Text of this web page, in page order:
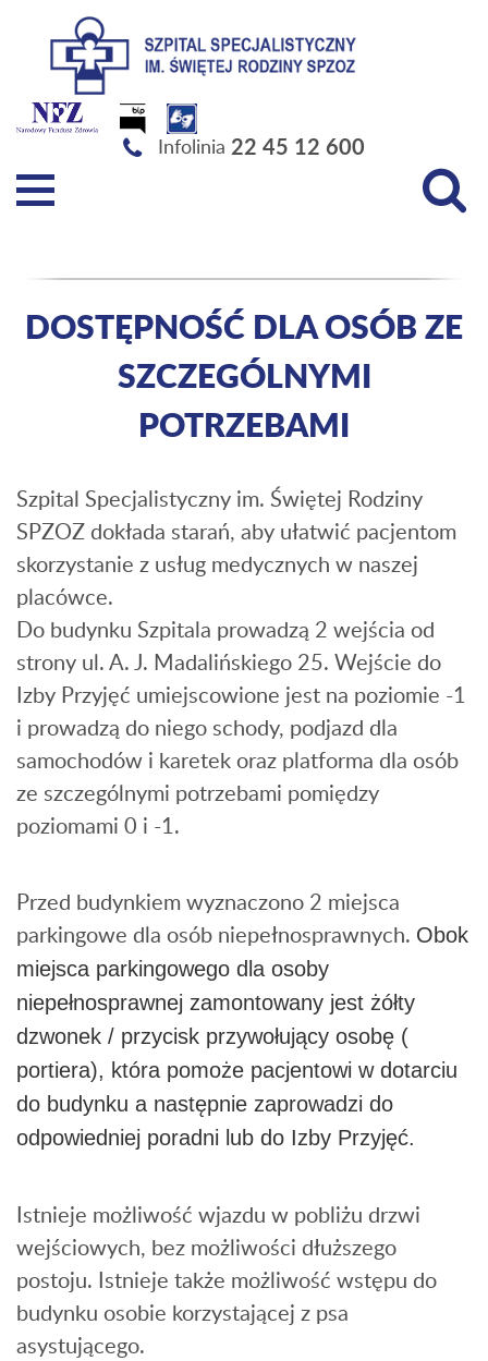
Szpital Specjalistyczny im. Świętej Rodziny SPZOZ
Infolinia 22 45 12 600
DOSTĘPNOŚĆ DLA OSÓB ZE
SZCZEGÓLNYMI
POTRZEBAMI
Szpital Specjalistyczny im. Świętej Rodziny
SPZOZ dokłada starań, aby ułatwić pacjentom
skorzystanie z usług medycznych w naszej
placówce.
Do budynku Szpitala prowadzą 2 wejścia od
strony ul. A. J. Madalińskiego 25. Wejście do
Izby Przyjęć umiejscowione jest na poziomie -1
i prowadzą do niego schody, podjazd dla
samochodów i karetek oraz platforma dla osób
ze szczególnymi potrzebami pomiędzy
poziomami 0 i -1.
Przed budynkiem wyznaczono 2 miejsca
parkingowe dla osób niepełnosprawnych. Obok
miejsca parkingowego dla osoby
niepełnosprawnej zamontowany jest żółty
dzwonek / przycisk przywołujący osobę (
portiera), która pomoże pacjentowi w dotarciu
do budynku a następnie zaprowadzi do
odpowiedniej poradni lub do Izby Przyjęć.
Istnieje możliwość wjazdu w pobliżu drzwi
wejściowych, bez możliwości dłuższego
postoju. Istnieje także możliwość wstępu do
budynku osobie korzystającej z psa
asystującego.